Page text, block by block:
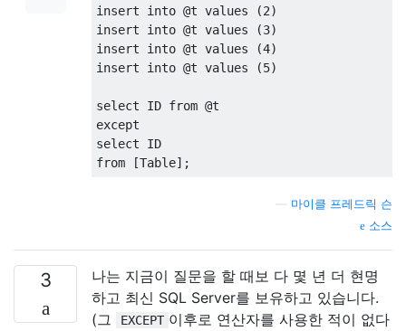
insert
into @t values (2)
insert
into @t values (3)
insert
into @t values (4)
insert
into @t values (5)
select ID from @
except
select
from
[Table];
마이클 프레드릭 슨
소스
3
나는 지금이 질문을 할 때보 다 몇 년 더 현명
하고 최신 SQL Server를 보유하고 있습니다.
(그
EXCEPT 이후로 연산자를 사용한 적이 없다